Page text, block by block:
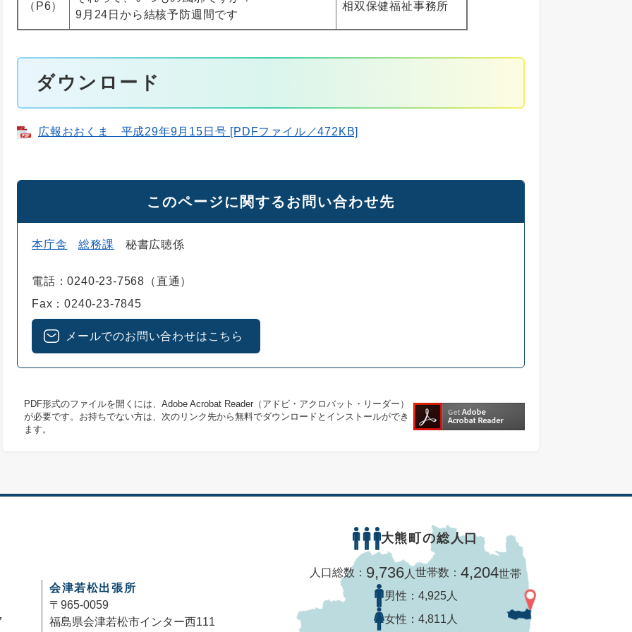
（P6）
9月24日から結核予防週間です
相双保健福祉事務所
ダウンロード
広報おおくま 平成29年9月15日号 [PDFファイル／472KB]
このページに関するお問い合わせ先
本庁舎 総務課 秘書広聴係
電話：0240-23-7568（直通）
Fax：0240-23-7845
メールでのお問い合わせはこちら
PDF形式のファイルを開くには、Adobe Acrobat Reader（アドビ・アクロバット・リーダー）
が必要です。お持ちでない方は、次のリンク先から無料でダウンロードとインストールができ
ます。
会津若松出張所
〒965-0059
福島県会津若松市インター西111
大熊町の総人口
人口総数： 9,736 人 世帯数： 4,204世帯
男性： 4,925人
女性： 4,811人